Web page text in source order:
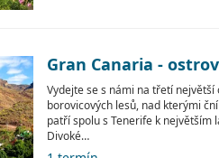
Gran Canaria -
Vydejte se s námi na třetí
borovicových lesů, nad kterými
patří spolu s Tenerife k největším
Divoké…